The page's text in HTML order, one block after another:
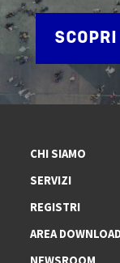
CHI SIAMO
SERVIZI
REGISTRI
AREA